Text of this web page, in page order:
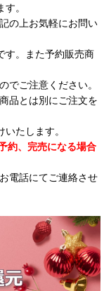
。
の上お気軽にお問い
す。また予約販売商
でご注意ください。
品とは別にご注文を
たします。
約、完売になる場合
電話にてご連絡させ